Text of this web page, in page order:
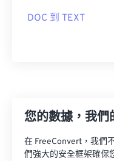
DOC 到 TEXT
您的數據，我們
在 FreeConvert，我們
們強大的安全框架確保